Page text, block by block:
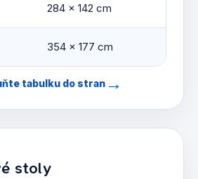
284 × 142 cm
354 × 177 cm
tabulku do stran →
stoly